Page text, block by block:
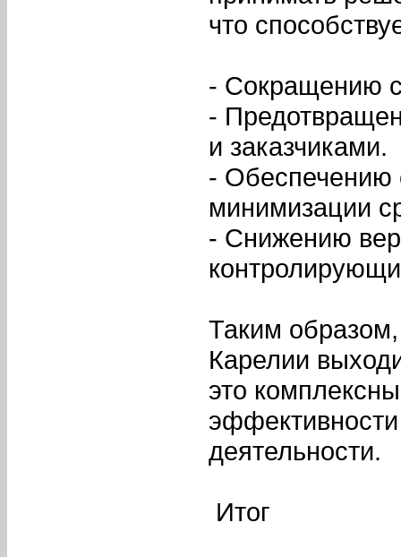
что
- Сокращению
-
и заказчиками.
- Обеспечению
минимизации
- Снижению
Таким
Карелии
это
деятельности.
Итог